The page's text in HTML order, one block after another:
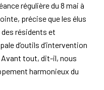
régulière du 8 mai à
précise que les élus
résidents et
d’outils d’intervention
Avant tout, dit-il, nous
harmonieux du